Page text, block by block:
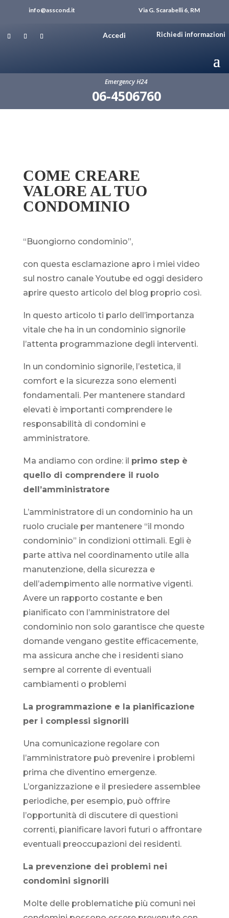
info@asscond.it Via G. Scarabelli 6, RM
Accedi Richiedi informazioni
Emergency H24
06-4506760
COME CREARE
VALORE AL TUO
CONDOMINIO
“Buongiorno condominio”,
con questa esclamazione apro i miei video
sul nostro canale Youtube ed oggi desidero
aprire questo articolo del blog proprio così.
In questo articolo ti parlo dell’importanza
vitale che ha in un condominio signorile
l’attenta programmazione degli interventi.
In un condominio signorile, l’estetica, il
comfort e la sicurezza sono elementi
fondamentali. Per mantenere standard
elevati è importanti comprendere le
responsabilità di condomini e
amministratore.
Ma andiamo con ordine: il primo step è
quello di comprendere il ruolo
dell’amministratore
L’amministratore di un condominio ha un
ruolo cruciale per mantenere “il mondo
condominio” in condizioni ottimali. Egli è
parte attiva nel coordinamento utile alla
manutenzione, della sicurezza e
dell’adempimento alle normative vigenti.
Avere un rapporto costante e ben
pianificato con l’amministratore del
condominio non solo garantisce che queste
domande vengano gestite efficacemente,
ma assicura anche che i residenti siano
sempre al corrente di eventuali
cambiamenti o problemi
La programmazione e la pianificazione
per i complessi signorili
Una comunicazione regolare con
l’amministratore può prevenire i problemi
prima che diventino emergenze.
L’organizzazione e il presiedere assemblee
periodiche, per esempio, può offrire
l’opportunità di discutere di questioni
correnti, pianificare lavori futuri o affrontare
eventuali preoccupazioni dei residenti.
La prevenzione dei problemi nei
condomini signorili
Molte delle problematiche più comuni nei